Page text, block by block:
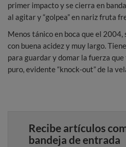
primer impacto y se cierra en
al agitar y “golpea” en nariz fruta
Menos tánico en boca que el
con buena acidez y muy largo.
para guardar y domar la fuerza
puro, evidente “knock-out” de la
Recibe artículos
bandeja de entrada